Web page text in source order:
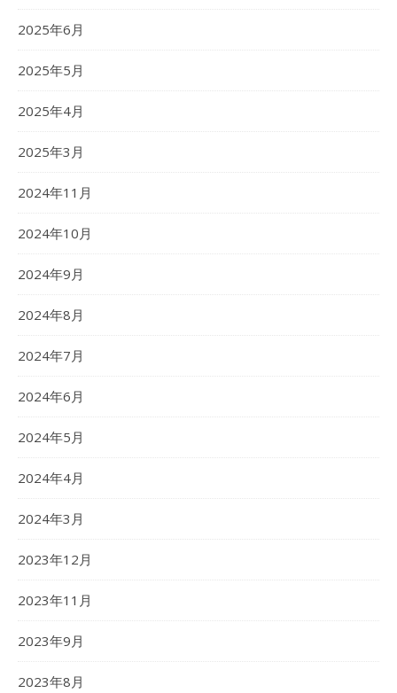
2025年6月
2025年5月
2025年4月
2025年3月
2024年11月
2024年10月
2024年9月
2024年8月
2024年7月
2024年6月
2024年5月
2024年4月
2024年3月
2023年12月
2023年11月
2023年9月
2023年8月